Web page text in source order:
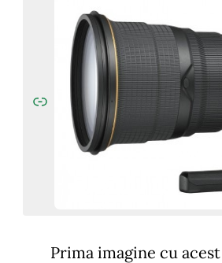
Prima imagine cu